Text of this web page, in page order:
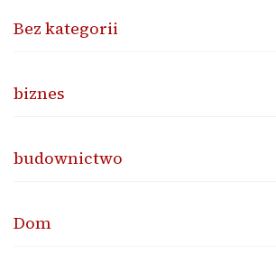
Bez kategorii
biznes
budownictwo
Dom